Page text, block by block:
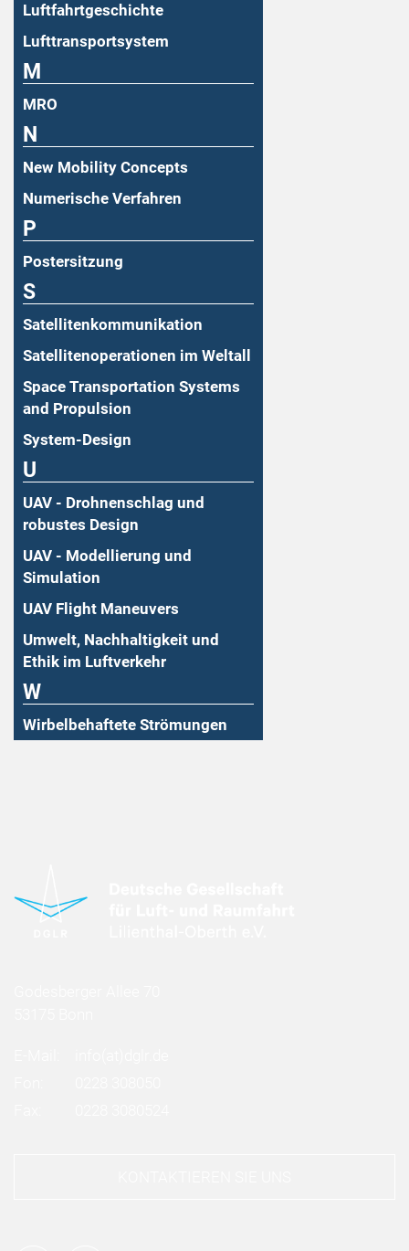
Luftfahrtgeschichte
Lufttransportsystem
M
MRO
N
New Mobility Concepts
Numerische Verfahren
P
Postersitzung
S
Satellitenkommunikation
Satellitenoperationen im Weltall
Space Transportation Systems
and Propulsion
System-Design
U
UAV - Drohnenschlag und
robustes Design
UAV - Modellierung und
Simulation
UAV Flight Maneuvers
Umwelt, Nachhaltigkeit und
Ethik im Luftverkehr
W
Wirbelbehaftete Strömungen